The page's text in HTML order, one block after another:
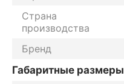
Страна
производства
Бренд
Габаритные размеры